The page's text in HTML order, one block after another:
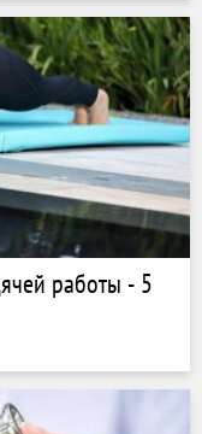
работы - 5